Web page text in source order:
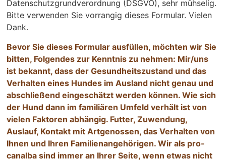
Datenschutzgrundverordnung (DSGVO), sehr mühselig.
Bitte verwenden Sie vorrangig dieses Formular. Vielen
Dank.
Bevor Sie dieses Formular ausfüllen, möchten wir Sie
bitten, Folgendes zur Kenntnis zu nehmen: Mir/uns
ist bekannt, dass der Gesundheitszustand und das
Verhalten eines Hundes im Ausland nicht genau und
abschließend eingeschätzt werden können. Wie sich
der Hund dann im familiären Umfeld verhält ist von
vielen Faktoren abhängig. Futter, Zuwendung,
Auslauf, Kontakt mit Artgenossen, das Verhalten von
Ihnen und Ihren Familienangehörigen. Wir als pro-
canalba sind immer an Ihrer Seite, wenn etwas nicht